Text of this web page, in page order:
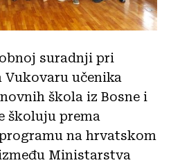
suradnji pri
učenika
škola iz Bosne i
školuju prema
na hrvatskom
Ministarstva